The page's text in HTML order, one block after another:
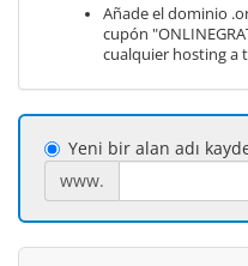
Añade el dominio
cupón
cualquier hosting a
Yeni bir alan adı
www.